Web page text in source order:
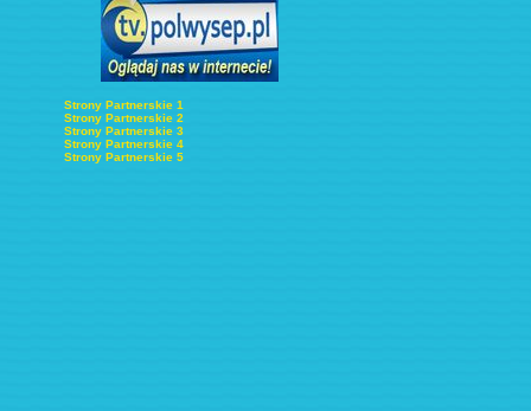
Strony Partnerskie 1
Strony Partnerskie 2
Strony Partnerskie 3
Strony Partnerskie 4
Strony Partnerskie 5